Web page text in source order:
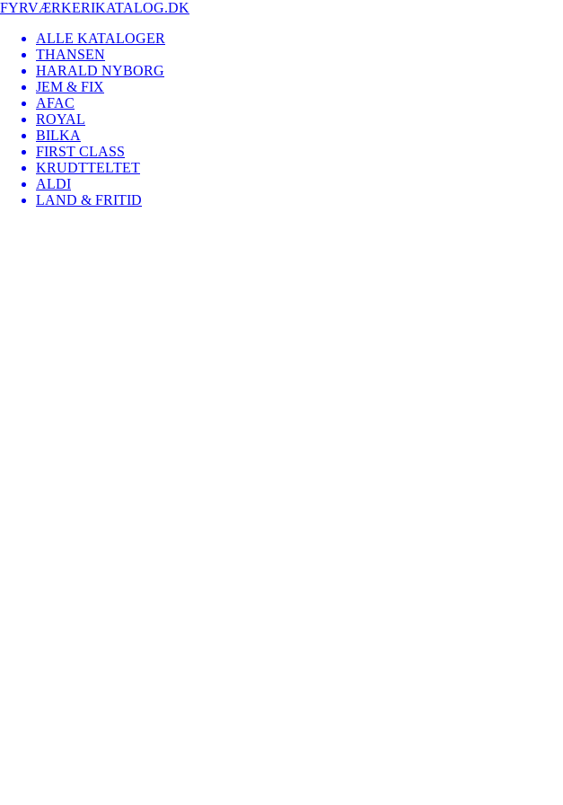
FYRVÆRKERIKATALOG.DK
ALLE KATALOGER
THANSEN
HARALD NYBORG
JEM & FIX
AFAC
ROYAL
BILKA
FIRST CLASS
KRUDTTELTET
ALDI
LAND & FRITID